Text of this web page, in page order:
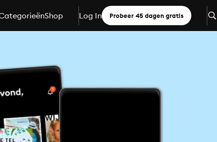
Shop Log In Probeer 45 dagen gratis